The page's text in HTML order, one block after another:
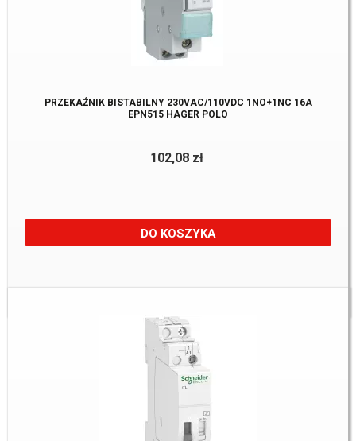
PRZEKAŹNIK BISTABILNY 230VAC/110VDC 1NO+1NC 16A
EPN515 HAGER POLO
102,08 zł
DO KOSZYKA
Dostępne:3 szt